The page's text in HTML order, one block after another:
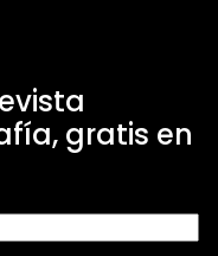
gratis en